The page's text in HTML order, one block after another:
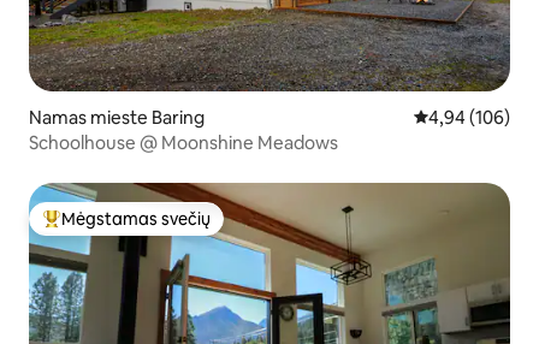
Namas mieste Baring Vidutinis
4,94 (106)
Schoolhouse @ Moonshine Meadows
Svečių mėgstamiausias
Mėgstamas svečių